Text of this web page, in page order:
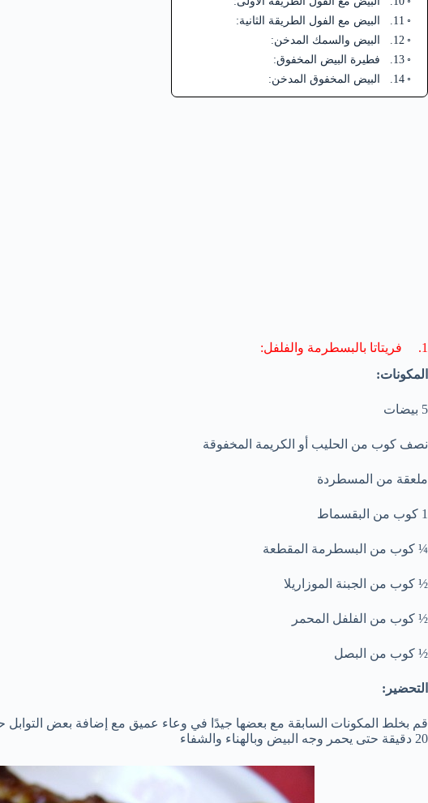
11. البيض مع الفول الطريقة الثانية:
12. البيض والسمك المدخن:
13. فطيرة البيض المخفوق:
14. البيض المخفوق المدخن:
1. فريتاتا بالبسطرمة والفلفل:
المكونات:
5 بيضات
نصف كوب من الحليب أو الكريمة المخفوقة
ملعقة من المسطردة
1 كوب من البقسماط
¼ كوب من البسطرمة المقطعة
½ كوب من الجبنة الموزاريلا
½ كوب من الفلفل المحمر
½ كوب من البصل
التحضير:
قم بخلط المكونات السابقة مع بعضها جيدًا في وعاء عميق مع إضافة بعض
20 دقيقة حتى يحمر وجه البيض وبالهناء والشفاء